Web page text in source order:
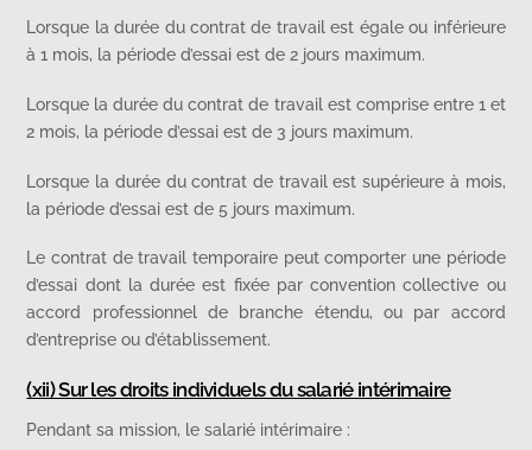
Lorsque la durée du contrat de travail est égale ou inférieure
à 1 mois, la période d’essai est de 2 jours maximum.
Lorsque la durée du contrat de travail est comprise entre 1 et
2 mois, la période d’essai est de 3 jours maximum.
Lorsque la durée du contrat de travail est supérieure à mois,
la période d’essai est de 5 jours maximum.
Le contrat de travail temporaire peut comporter une période
d’essai dont la durée est fixée par convention collective ou
accord professionnel de branche étendu, ou par accord
d’entreprise ou d’établissement.
(xii) Sur les droits individuels du salarié intérimaire
Pendant sa mission, le salarié intérimaire :